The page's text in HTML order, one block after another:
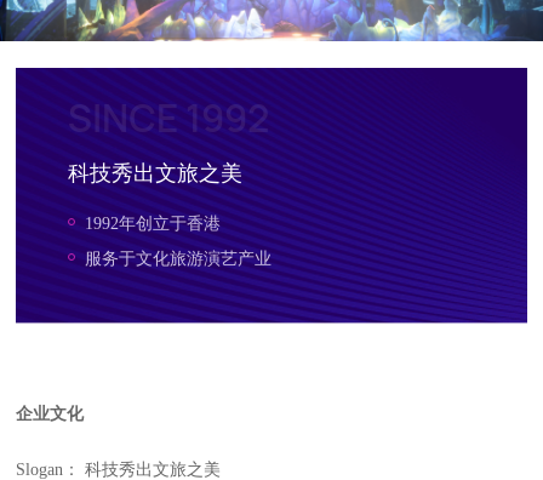
SINCE 1992
科技秀出文旅之美
1992年创立于香港
服务于文化旅游演艺产业
企业文化
Slogan： 科技秀出文旅之美